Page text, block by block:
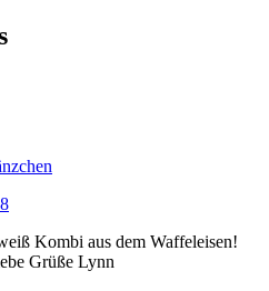
Kombi aus dem Waffeleisen!
Grüße Lynn